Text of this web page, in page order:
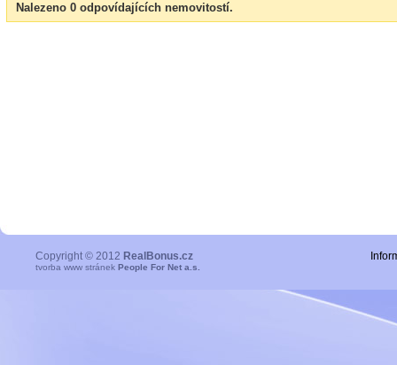
Nalezeno 0 odpovídajících nemovitostí.
Copyright © 2012 RealBonus.cz
tvorba www stránek People For Net a.s.